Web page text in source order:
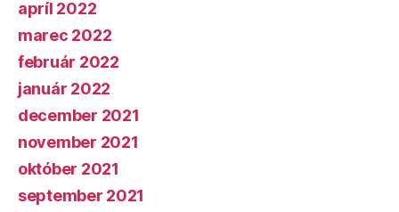
apríl 2022
marec 2022
február 2022
január 2022
december 2021
november 2021
október 2021
september 2021